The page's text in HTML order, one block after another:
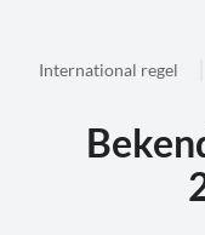
International regel